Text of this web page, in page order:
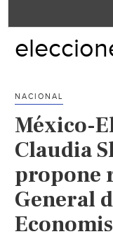
NACIONAL
México-
Claudia
propone
General